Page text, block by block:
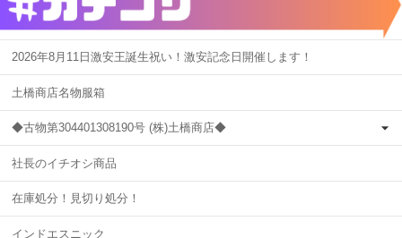
2026年8月11日激安王誕生祝い！激安記念日開催します！
土橋商店名物服箱
◆古物第304401308190号 (株)土橋商店◆
社長のイチオシ商品
在庫処分！見切り処分！
インドエスニック